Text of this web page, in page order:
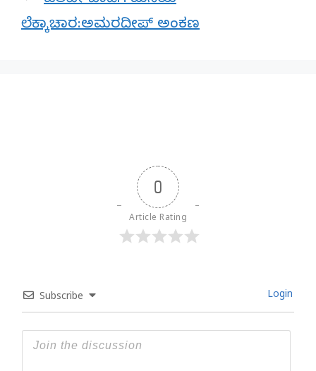
ಲೆಕ್ಕಾಚಾರ:ಅಮರದೀಪ್ ಅಂಕಣ
0
Article Rating
Subscribe Login